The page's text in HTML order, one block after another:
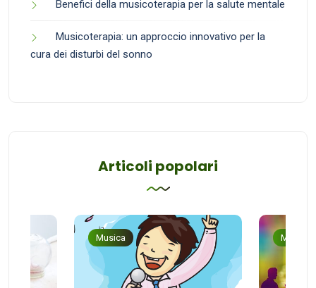
Benefici della musicoterapia per la salute mentale
Musicoterapia: un approccio innovativo per la
cura dei disturbi del sonno
Articoli popolari
Musica Musica